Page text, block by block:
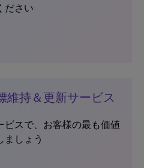
ださい
維持＆更新サービス
ビスで、お客様の最も価値
ましょう